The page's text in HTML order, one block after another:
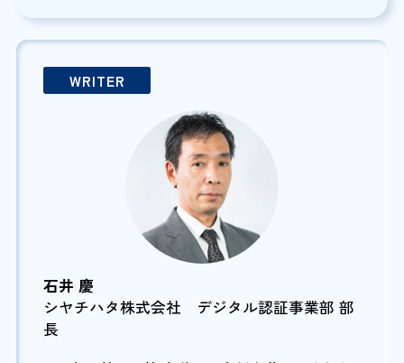
WRITER
石井 慶
シヤチハタ株式会社 デジタル認証事業部 部
長